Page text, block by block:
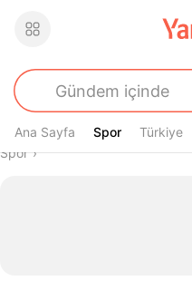
Ana Sayfa Spor
Spor Türkiye
Buradasın
Spor›